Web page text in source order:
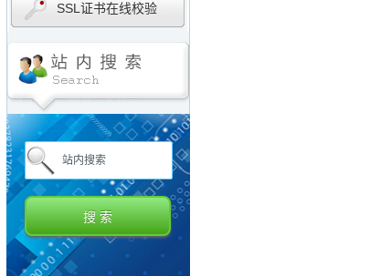
SSL证书在线校验